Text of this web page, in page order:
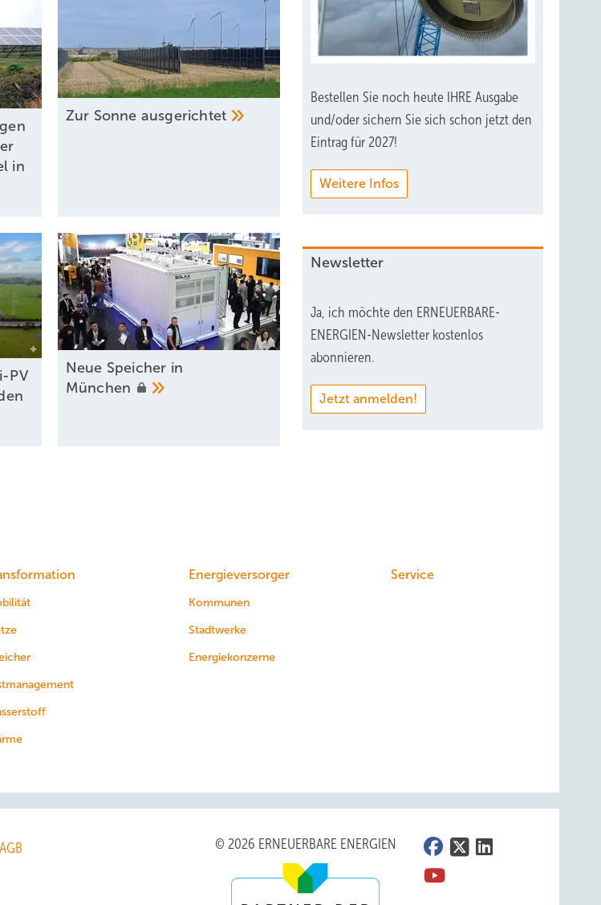
in
Zur Sonne ausgerichtet
PV
Neue Speicher in
München
Bestellen Sie noch heute IHRE Ausgabe
und/oder sichern Sie sich schon jetzt den
Eintrag für 2027!
Weitere Infos
Newsletter
Ja, ich möchte den ERNEUERBARE-
ENERGIEN-Newsletter kostenlos
abonnieren.
Jetzt anmelden!
Energieversorger
Kommunen
Stadtwerke
Energiekonzerne
Service
AGB © 2026 ERNEUERBARE ENERGIEN